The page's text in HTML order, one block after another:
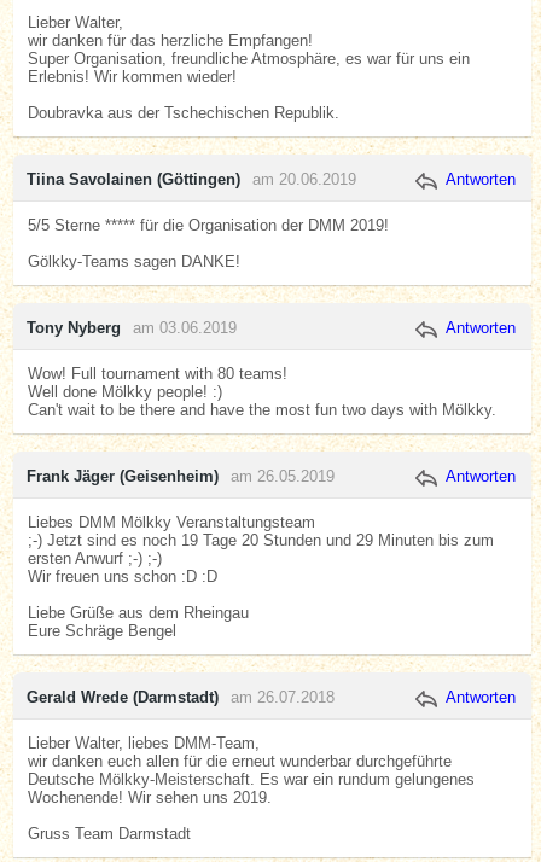
Lieber Walter,
wir danken für das herzliche Empfangen!
Super Organisation, freundliche Atmosphäre, es war für uns ein
Erlebnis! Wir kommen wieder!
Doubravka aus der Tschechischen Republik.
Tiina Savolainen (Göttingen) am 20.06.2019 Antworten
5/5 Sterne ***** für die Organisation der DMM 2019!
Gölkky-Teams sagen DANKE!
Tony Nyberg am 03.06.2019 Antworten
Wow! Full tournament with 80 teams!
Well done Mölkky people! :)
Can't wait to be there and have the most fun two days with Mölkky.
Frank Jäger (Geisenheim) am 26.05.2019 Antworten
Liebes DMM Mölkky Veranstaltungsteam
;-) Jetzt sind es noch 19 Tage 20 Stunden und 29 Minuten bis zum
ersten Anwurf ;-) ;-)
Wir freuen uns schon :D :D
Liebe Grüße aus dem Rheingau
Eure Schräge Bengel
Gerald Wrede (Darmstadt) am 26.07.2018 Antworten
Lieber Walter, liebes DMM-Team,
wir danken euch allen für die erneut wunderbar durchgeführte
Deutsche Mölkky-Meisterschaft. Es war ein rundum gelungenes
Wochenende! Wir sehen uns 2019.
Gruss Team Darmstadt